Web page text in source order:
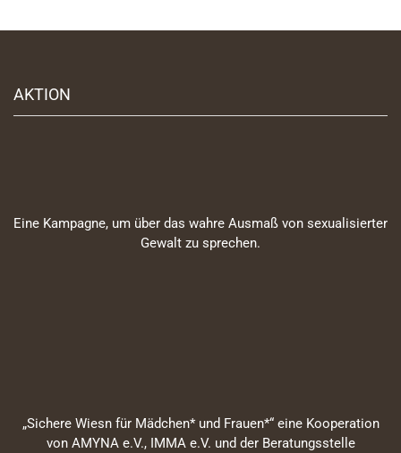
AKTION
Eine Kampagne, um über das wahre Ausmaß von sexualisierter
Gewalt zu sprechen.
„Sichere Wiesn für Mädchen* und Frauen*“ eine Kooperation
von AMYNA e.V., IMMA e.V. und der Beratungsstelle